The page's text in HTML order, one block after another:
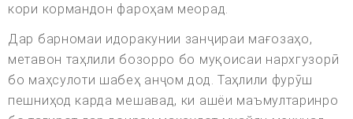
кори кормандон фароҳам меорад.
Дар барномаи идоракунии занҷираи мағозаҳо,
метавон таҳлили бозорро бо муқоисаи нархгузорӣ
бо маҳсулоти шабеҳ анҷом дод. Таҳлили фурӯш
пешниҳод карда мешавад, ки ашёи маъмултаринро